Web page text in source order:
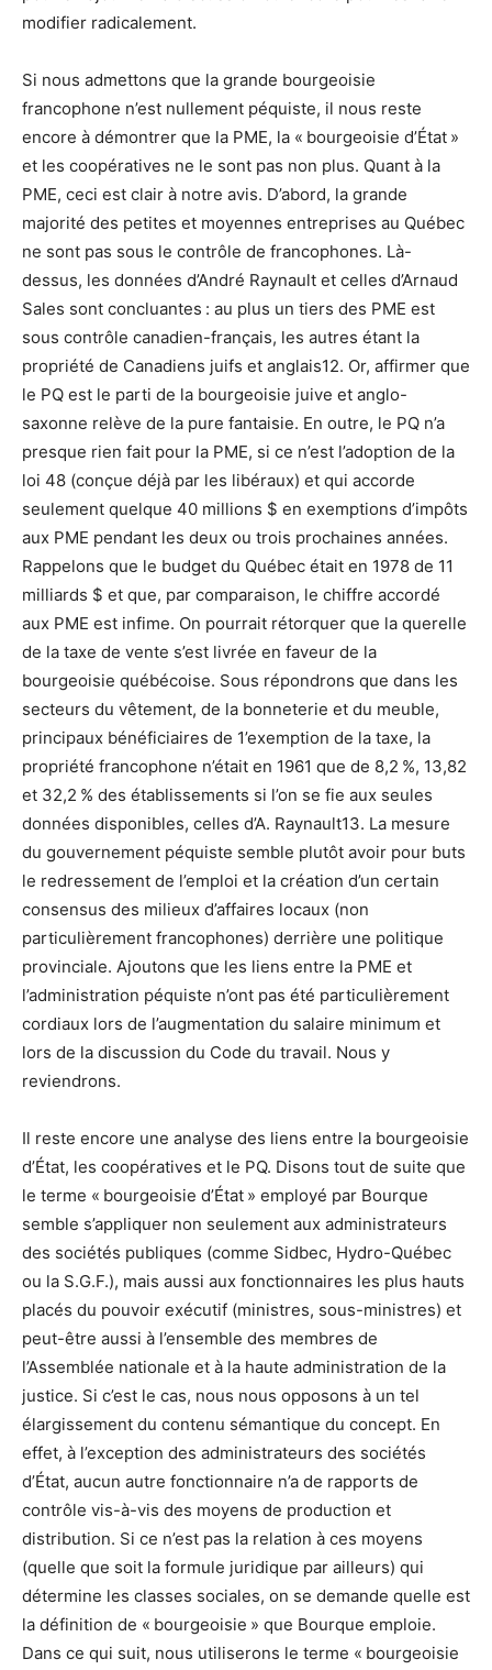
modifier radicalement.
Si nous admettons que la grande bourgeoisie
francophone n’est nullement péquiste, il nous reste
encore à démontrer que la PME, la « bourgeoisie d’État »
et les coopératives ne le sont pas non plus. Quant à la
PME, ceci est clair à notre avis. D’abord, la grande
majorité des petites et moyennes entreprises au Québec
ne sont pas sous le contrôle de francophones. Là-
dessus, les données d’André Raynault et celles d’Arnaud
Sales sont concluantes : au plus un tiers des PME est
sous contrôle canadien-français, les autres étant la
propriété de Canadiens juifs et anglais12. Or, affirmer que
le PQ est le parti de la bourgeoisie juive et anglo-
saxonne relève de la pure fantaisie. En outre, le PQ n’a
presque rien fait pour la PME, si ce n’est l’adoption de la
loi 48 (conçue déjà par les libéraux) et qui accorde
seulement quelque 40 millions $ en exemptions d’impôts
aux PME pendant les deux ou trois prochaines années.
Rappelons que le budget du Québec était en 1978 de 11
milliards $ et que, par comparaison, le chiffre accordé
aux PME est infime. On pourrait rétorquer que la querelle
de la taxe de vente s’est livrée en faveur de la
bourgeoisie québécoise. Sous répondrons que dans les
secteurs du vêtement, de la bonneterie et du meuble,
principaux bénéficiaires de 1’exemption de la taxe, la
propriété francophone n’était en 1961 que de 8,2 %, 13,82
et 32,2 % des établissements si l’on se fie aux seules
données disponibles, celles d’A. Raynault13. La mesure
du gouvernement péquiste semble plutôt avoir pour buts
le redressement de l’emploi et la création d’un certain
consensus des milieux d’affaires locaux (non
particulièrement francophones) derrière une politique
provinciale. Ajoutons que les liens entre la PME et
l’administration péquiste n’ont pas été particulièrement
cordiaux lors de l’augmentation du salaire minimum et
lors de la discussion du Code du travail. Nous y
reviendrons.
Il reste encore une analyse des liens entre la bourgeoisie
d’État, les coopératives et le PQ. Disons tout de suite que
le terme « bourgeoisie d’État » employé par Bourque
semble s’appliquer non seulement aux administrateurs
des sociétés publiques (comme Sidbec, Hydro-Québec
ou la S.G.F.), mais aussi aux fonctionnaires les plus hauts
placés du pouvoir exécutif (ministres, sous-ministres) et
peut-être aussi à l’ensemble des membres de
l’Assemblée nationale et à la haute administration de la
justice. Si c’est le cas, nous nous opposons à un tel
élargissement du contenu sémantique du concept. En
effet, à l’exception des administrateurs des sociétés
d’État, aucun autre fonctionnaire n’a de rapports de
contrôle vis-à-vis des moyens de production et
distribution. Si ce n’est pas la relation à ces moyens
(quelle que soit la formule juridique par ailleurs) qui
détermine les classes sociales, on se demande quelle est
la définition de « bourgeoisie » que Bourque emploie.
Dans ce qui suit, nous utiliserons le terme « bourgeoisie